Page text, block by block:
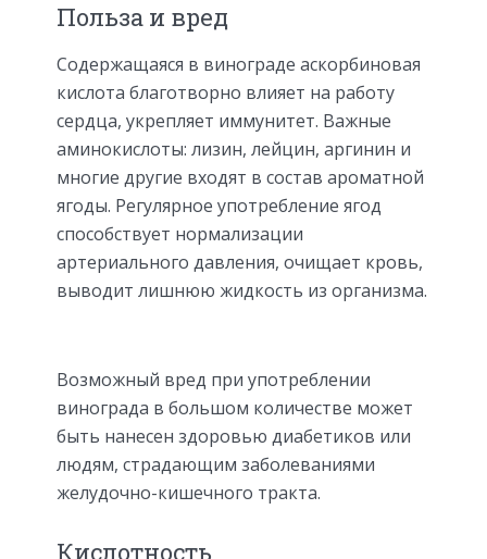
Польза и вред
Содержащаяся в винограде аскорбиновая
кислота благотворно влияет на работу
сердца, укрепляет иммунитет. Важные
аминокислоты: лизин, лейцин, аргинин и
многие другие входят в состав ароматной
ягоды. Регулярное употребление ягод
способствует нормализации
артериального давления, очищает кровь,
выводит лишнюю жидкость из организма.
Возможный вред при употреблении
винограда в большом количестве может
быть нанесен здоровью диабетиков или
людям, страдающим заболеваниями
желудочно-кишечного тракта.
Кислотность